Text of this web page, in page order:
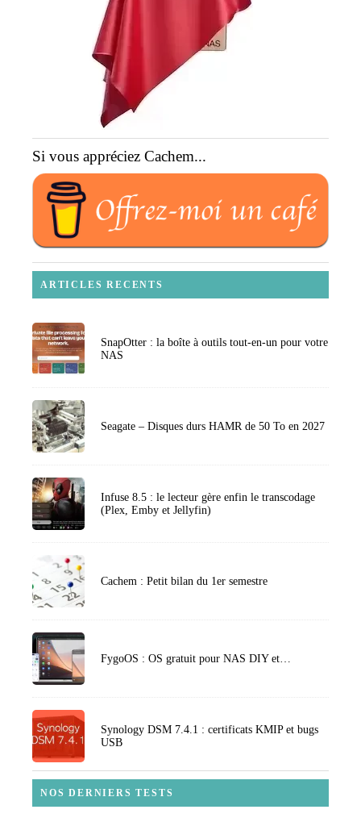
Si vous appréciez Cachem...
ARTICLES RECENTS
SnapOtter : la boîte à outils tout-en-un pour votre
NAS
Seagate – Disques durs HAMR de 50 To en 2027
Infuse 8.5 : le lecteur gère enfin le transcodage
(Plex, Emby et Jellyfin)
Cachem : Petit bilan du 1er semestre
FygoOS : OS gratuit pour NAS DIY et…
Synology DSM 7.4.1 : certificats KMIP et bugs
USB
NOS DERNIERS TESTS